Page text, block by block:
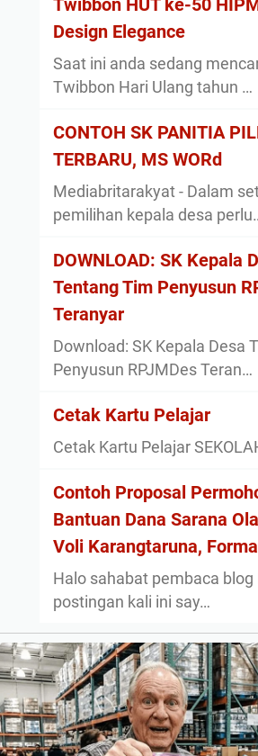
Twibbon HUT ke-50
Design Elegance
Saat ini anda sedang
Twibbon Hari Ulang tahun …
CONTOH SK PANITIA
TERBARU, MS WORd
Mediabritarakyat - Dalam
pemilihan kepala desa
DOWNLOAD: SK Kepala
Tentang Tim Penyusun
Teranyar
Download: SK Kepala Desa
Penyusun RPJMDes Teran…
Cetak Kartu Pelajar
Cetak Kartu Pelajar
Contoh Proposal
Bantuan Dana Sarana
Voli Karangtaruna,
Halo sahabat pembaca blog
postingan kali ini say…
About Privacy Policy
Contact